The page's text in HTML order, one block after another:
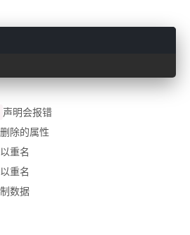
声明会报错
除的属性
重名
重名
数据